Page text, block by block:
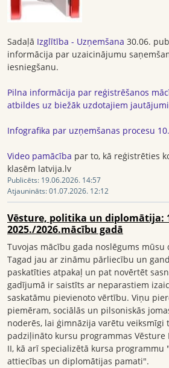
Sadaļā Izglītība - Uzņemšana 30.06.
informācija par uzaicinājumu
iesniegšanu.
Pilna informācija par reģistrēšanos
atbildes uz biežāk uzdotajiem
Infografika par uzņemšanas procesu
Video pamācība par to, kā reģistrēties
klasēm latvija.lv
Publicēts: 19.06.2026. 14:57
Atjaunināts:01.07.2026. 12:12
Vēsture, politika un diplomātija:
2025./2026.mācību gadā
Tuvojas mācību gada noslēgums
Tagad jau ar zināmu pārliecību un
paskatīties atpakaļ un pat novērtēt
gadījumā ir saistīts ar neparastiem
saskatāmu pievienoto vērtību. Viņu
piemēram, sociālās un pilsoniskās
noderēs, lai ģimnāzija varētu veiksmīgi
padziļināto kursu programmas Vēsture
II, kā arī specializētā kursa programmu
attiecības un diplomātijas pamati".